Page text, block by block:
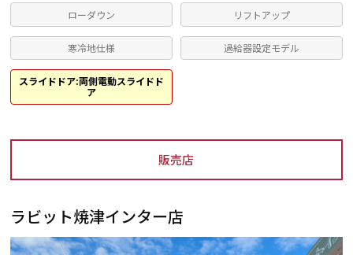
ローダウン リフトアップ
寒冷地仕様 過給器設定モデル
スライドドア:両側電動スライドド
ア
販売店
ラビット焼津インター店